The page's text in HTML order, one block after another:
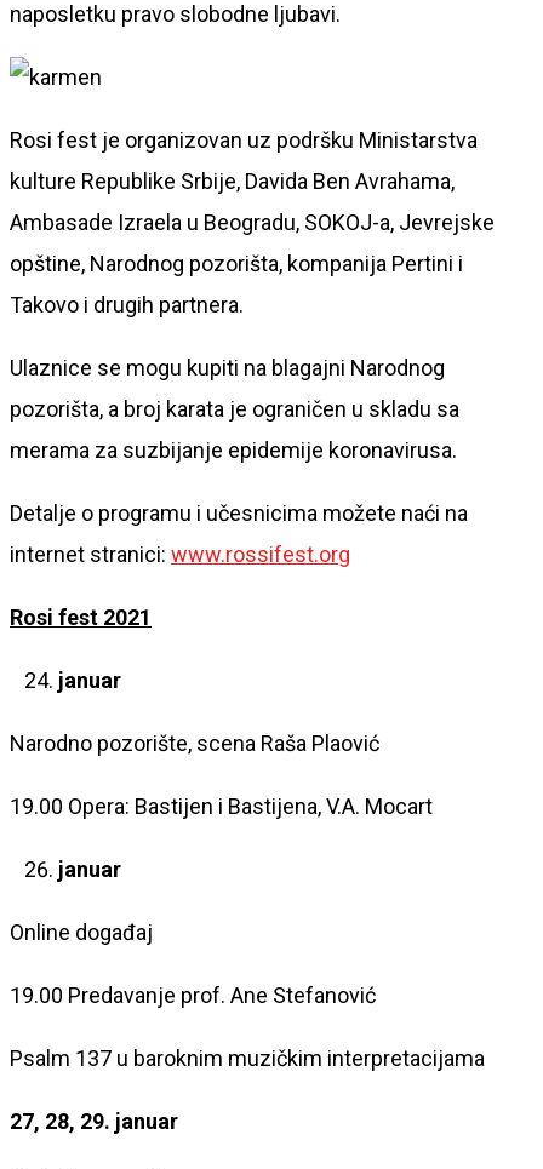
naposletku pravo slobodne ljubavi.
Rosi fest je organizovan uz podršku Ministarstva
kulture Republike Srbije, Davida Ben Avrahama,
Ambasade Izraela u Beogradu, SOKOJ-a, Jevrejske
opštine, Narodnog pozorišta, kompanija Pertini i
Takovo i drugih partnera.
Ulaznice se mogu kupiti na blagajni Narodnog
pozorišta, a broj karata je ograničen u skladu sa
merama za suzbijanje epidemije koronavirusa.
Detalje o programu i učesnicima možete naći na
internet stranici: www.rossifest.org
Rosi fest 2021
januar
Narodno pozorište, scena Raša Plaović
19.00 Opera: Bastijen i Bastijena, V.A. Mocart
januar
Online događaj
19.00 Predavanje prof. Ane Stefanović
Psalm 137 u baroknim muzičkim interpretacijama
27, 28, 29. januar